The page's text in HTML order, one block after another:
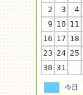
2
3 4
9 10 11
16 17 18
23 24 25
30 31
今日